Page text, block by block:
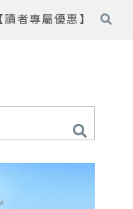
【讀者專屬優惠】